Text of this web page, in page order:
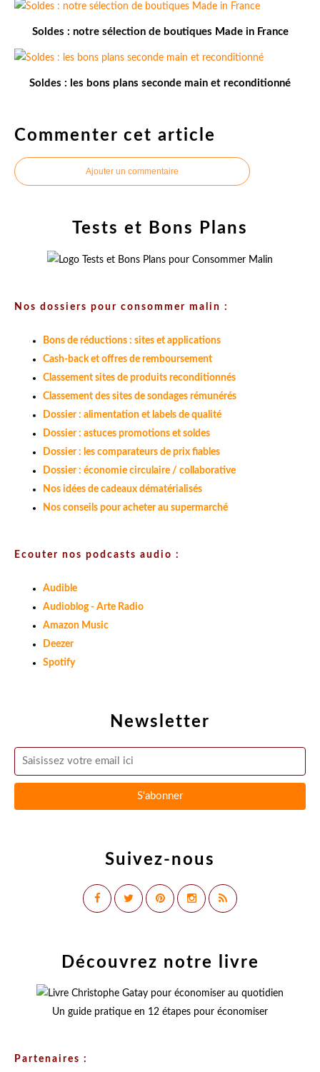
Soldes : notre sélection de boutiques Made in France
Soldes : les bons plans seconde main et reconditionné
Commenter cet article
Ajouter un commentaire
Newsletter
Suivez-nous
Tests et Bons Plans
Nos dossiers pour consommer malin :
Bons de réductions : sites et applications
Cash-back et offres de remboursement
Classement sites de produits reconditionnés
Classement des sites de sondages rémunérés
Dossier : alimentation et labels de qualité
Dossier : astuces promotions et soldes
Dossier : les comparateurs de prix fiables
Dossier : économie circulaire / collaborative
Nos idées de cadeaux dématérialisés
Nos conseils pour acheter au supermarché
Ecouter nos podcasts audio :
Audible
Audioblog - Arte Radio
Amazon Music
Deezer
Spotify
Découvrez notre livre
Un guide pratique en 12 étapes pour économiser
Partenaires :